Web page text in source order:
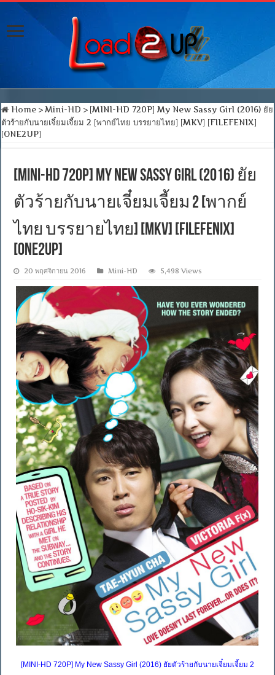
Home > Mini-HD > [MINI-HD 720P] My New Sassy Girl (2016) ยัย
ตัวร้ายกับนายเจี๋ยมเจี้ยม 2 [พากย์ไทย บรรยายไทย] [MKV] [FILEFENIX]
[ONE2UP]
[MINI-HD 720P] My New Sassy Girl (2016) ยัย
ตัวร้ายกับนายเจี๋ยมเจี้ยม 2 [พากย์
ไทย บรรยายไทย] [MKV] [FILEFENIX]
[ONE2UP]
20 พฤศจิกายน 2016 Mini-HD 5,498 Views
[MINI-HD 720P] My New Sassy Girl (2016) ยัยตัวร้ายกับนายเจี๋ยมเจี้ยม 2